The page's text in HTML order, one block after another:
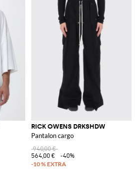
RICK OWENS DRKSHDW
Pantalon cargo
940,00 €
564,00 €
-40%